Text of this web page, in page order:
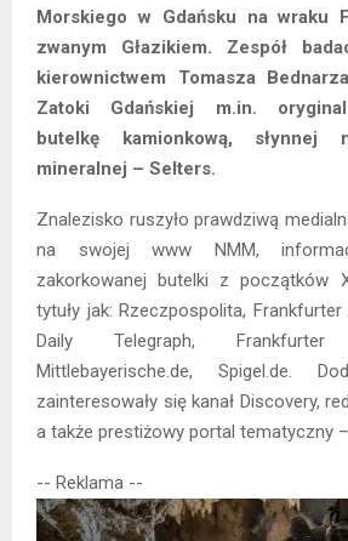
Morskiego w Gdańsku na wraku
zwanym Głazikiem. Zespół
kierownictwem Tomasza
Zatoki Gdańskiej m.in.
butelkę kamionkową, słynnej
mineralnej – Selters.
Znalezisko ruszyło prawdziwą
na swojej www NMM,
zakorkowanej butelki z początków
tytuły jak: Rzeczpospolita,
Daily Telegraph,
Mittlebayerische.de, Spigel.de.
zainteresowały się kanał Discovery,
a także prestiżowy portal tematyczny
-- Reklama --